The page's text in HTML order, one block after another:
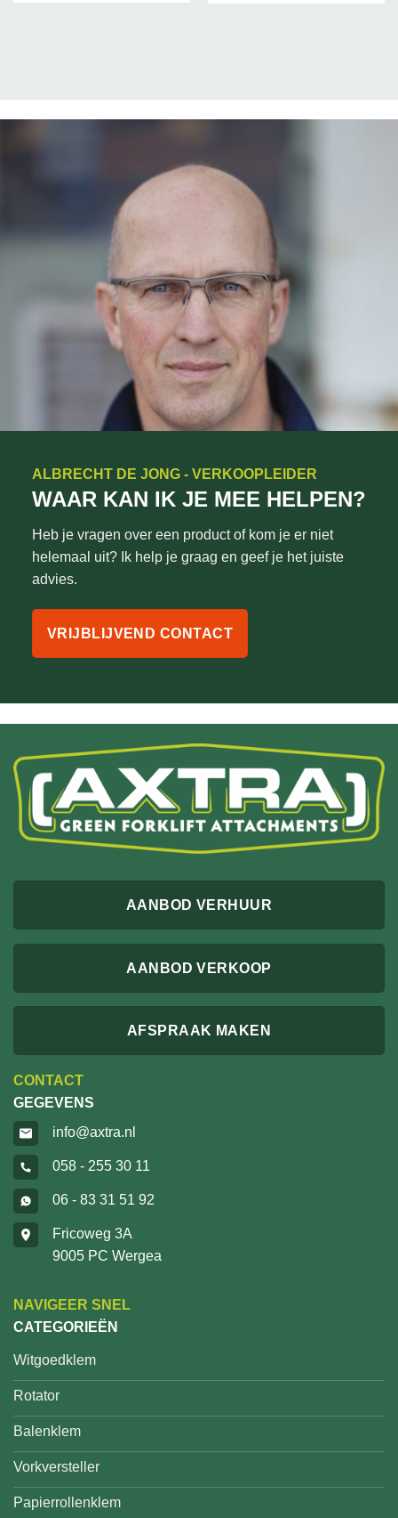
ALBRECHT DE JONG - VERKOOPLEIDER
WAAR KAN IK JE MEE HELPEN?
Heb je vragen over een product of kom je er niet
helemaal uit? Ik help je graag en geef je het juiste
advies.
VRIJBLIJVEND CONTACT
AANBOD VERHUUR
AANBOD VERKOOP
AFSPRAAK MAKEN
CONTACT
GEGEVENS
info@axtra.nl
058 - 255 30 11
06 - 83 31 51 92
Fricoweg 3A
9005 PC Wergea
NAVIGEER SNEL
CATEGORIEËN
Witgoedklem
Rotator
Balenklem
Vorkversteller
Papierrollenklem